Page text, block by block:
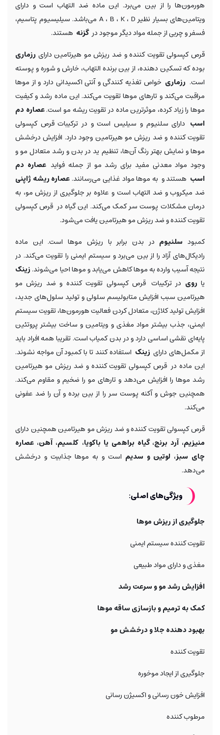
هورمون‌ها را از بین می‌برد. این ماده ضد التهاب است و دارای
ویتامین‌های بسیار نظیر A ، B ، K ، D می‌باشد. سیلیسیوم پتاسیم،
فسفر و چربی از جمله مواد دیگر موجود درگزنه هستند.
قرص کپسولی تقویت کننده و ضد ریزش مو هیرتامین دارای رزماری
بوده که تسکین دهنده، از بین برنده التهاب، خارش و شوره و پوسته
است. رزماری خواص تغذیه کنندگی و آنتی اکسیدانی دارد و از موها
مراقبت می‌کند و تارهای موها تقویت می‌کند. این ماده رشد و کیفیت
موها را زیاد کرده، موثرترین ماده در تقویت ریشه مو است.عصاره دم
اسب دارای سلنیوم و سیلیس است و در ترکیبات قرص کپسولی
تقویت کننده و ضد ریزش مو هیرتامین وجود دارد. افزایش درخشش
موها و نمایش بهتر رنگ آن‌ها، تنظیم ید در بدن و رشد متعادل مو و
وجود مواد معدنی مفید برای رشد مو از جمله فوایدعصاره دم
اسب هستند و به موها مواد غذایی می‌رسانند. عصاره ریشه ژاپنی
ضد میکروب و ضد التهاب است و علاوه بر جلوگیری از ریزش مو، به
درمان مشکلات پوست سر کمک می‌کند. این گیاه در قرص کپسولی
تقویت کننده و ضد ریزش مو هیرتامین یافت می‌شود.
کمبود سلنیوم در بدن برابر با ریزش موها است. این ماده
رادیکال‌های آزاد را از بین می‌برد و سیستم ایمنی را تقویت می‌کند. در
نتیجه آسیب وارده به موها کاهش می‌یابد و موها احیا می‌شوند. زینک
یا روی در ترکیبات قرص کپسولی تقویت کننده و ضد ریزش مو
هیرتامین سبب افزایش متابولیسم سلولی و تولید سلول‌های جدید،
افزایش تولید کلاژن، متعادل کردن فعالیت هورمون‌ها، تقویت سیستم
ایمنی، جذب بیشتر مواد مغذی و ویتامین و ساخت بیشتر پروتئین
پایه‌ای نقشی اساسی دارد و در بدن کمیاب است. تقریبا همه افراد باید
از مکمل‌های دارای زینک استفاده کنند تا با کمبود آن مواجه نشوند.
این ماده در قرص کپسولی تقویت کننده و ضد ریزش مو هیرتامین
رشد موها را افزایش می‌دهد و تارهای مو را ضخیم و مقاوم می‌کند.
همچنین جوش و آکنه پوست سر را از بین برده و آن را ضد عفونی
می‌کند.
قرص کپسولی تقویت کننده و ضد ریزش مو هیرتامین همچنین دارای
منیزیم، آرد برنج، گیاه براهمی یا باکویا، کلسیم، آهن، عصاره
چای سبز، لوتین و سدیم است و به موها جذابیت و درخشش
می‌دهد.
ویژگی‌های اصلی:
جلوگیری از ریزش موها
تقویت کننده سیستم ایمنی
مغذی و دارای مواد طبیعی
افزایش رشد مو و سرعت رشد
کمک به ترمیم و بازسازی ساقه موها
بهبود دهنده جلا و درخشش مو
تقویت کننده
جلوگیری از ایجاد موخوره
افزایش خون رسانی و اکسیژن رسانی
مرطوب کننده